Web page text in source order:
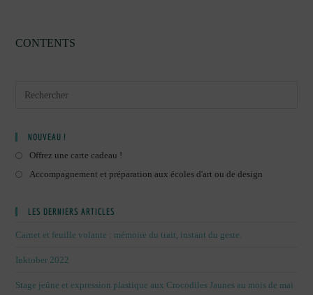
CONTENTS
NOUVEAU !
Offrez une carte cadeau !
Accompagnement et préparation aux écoles d'art ou de design
LES DERNIERS ARTICLES
Carnet et feuille volante : mémoire du trait, instant du geste.
Inktober 2022
Stage jeûne et expression plastique aux Crocodiles Jaunes au mois de mai